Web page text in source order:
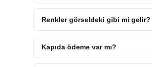
Renkler görseldeki gibi mi gelir?
Kapıda ödeme var mı?